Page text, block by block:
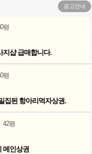
광고안내
평
지샵 급매합니다.
평
집된 항아리먹자상권.
42평
메인상권